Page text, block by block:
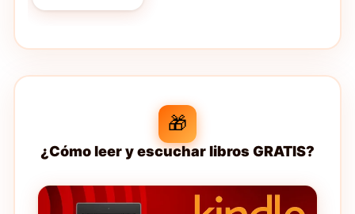
🎁
¿Cómo leer y escuchar libros GRATIS?